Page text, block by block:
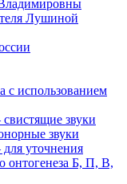
Лушиной
с использованием
звуки
звуки
уточнения
онтогенеза Б, П, В,